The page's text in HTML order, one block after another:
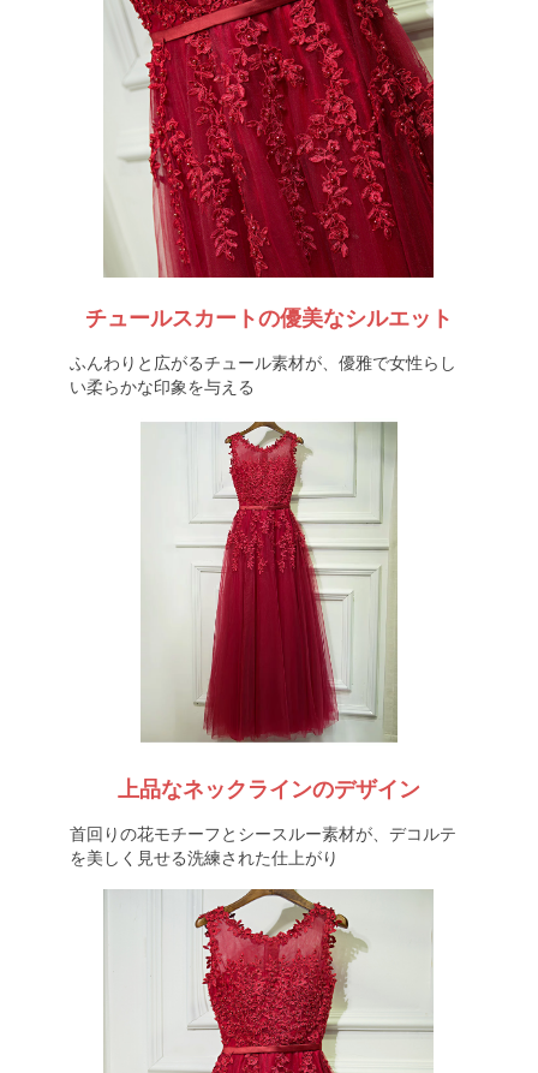
チュールスカートの優美なシルエット
ふんわりと広がるチュール素材が、優雅で女性らし
い柔らかな印象を与える
上品なネックラインのデザイン
首回りの花モチーフとシースルー素材が、デコルテ
を美しく見せる洗練された仕上がり